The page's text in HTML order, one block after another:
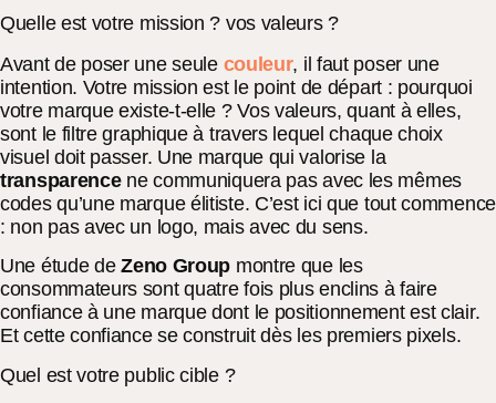
Quelle est votre mission ? vos valeurs ?
Avant de poser une seule couleur, il faut poser une
intention. Votre mission est le point de départ : pourquoi
votre marque existe-t-elle ? Vos valeurs, quant à elles,
sont le filtre graphique à travers lequel chaque choix
visuel doit passer. Une marque qui valorise la
transparence ne communiquera pas avec les mêmes
codes qu’une marque élitiste. C’est ici que tout commence
: non pas avec un logo, mais avec du sens.
Une étude deZeno Group montre que les
consommateurs sont quatre fois plus enclins à faire
confiance à une marque dont le positionnement est clair.
Et cette confiance se construit dès les premiers pixels.
Quel est votre public cible ?